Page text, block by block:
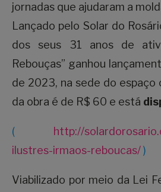
jornadas que ajudaram a
Lançado pelo Solar do
dos seus 31 anos de
Rebouças” ganhou
de 2023, na sede do espaço
da obra é de R$ 60 e está
( http://
ilustres-irmaos-reboucas/)
Viabilizado por meio da Lei